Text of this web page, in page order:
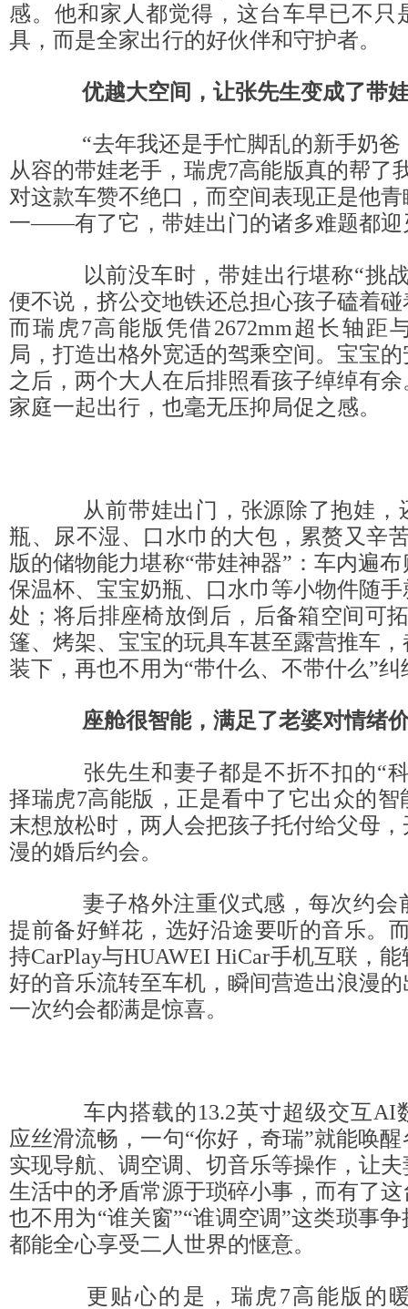
感。他和家人都觉得，这台车早已不只
具，而是全家出行的好伙伴和守护者。
优越大空间 ， 让张先生变成了带
“去年我还是手忙脚乱的新手奶爸
从容的带娃老手，瑞虎7高能版真的帮了
对这款车赞不绝口，而空间表现正是他
一——有了它，带娃出门的诸多难题都迎
以前没车时，带娃出行堪称“挑战
便不说，挤公交地铁还总担心孩子磕着
而瑞虎7高能版凭借2672mm超长轴距
局，打造出格外宽适的驾乘空间。宝宝
之后，两个大人在后排照看孩子绰绰有
家庭一起出行，也毫无压抑局促之感。
从前带娃出门，张源除了抱娃，
瓶、尿不湿、口水巾的大包，累赘又辛
版的储物能力堪称“带娃神器”：车内遍
保温杯、宝宝奶瓶、口水巾等小物件随
处；将后排座椅放倒后，后备箱空间可
篷、烤架、宝宝的玩具车甚至露营推车
装下，再也不用为“带什么、不带什么”纠
座舱很智能， 满足了老婆对情绪
张先生和妻子都是不折不扣的“科
择瑞虎7高能版，正是看中了它出众的智
末想放松时，两人会把孩子托付给父母
漫的婚后约会。
妻子格外注重仪式感，每次约会
提前备好鲜花，选好沿途要听的音乐。
持CarPlay与HUAWEI HiCar手机互联，
好的音乐流转至车机，瞬间营造出浪漫
一次约会都满是惊喜。
车内搭载的13.2英寸超级交互AI
应丝滑流畅，一句“你好，奇瑞”就能唤
实现导航、调空调、切音乐等操作，让
生活中的矛盾常源于琐碎小事，而有了
也不用为“谁关窗”“谁调空调”这类琐事
都能全心享受二人世界的惬意。
更贴心的是，瑞虎7高能版的